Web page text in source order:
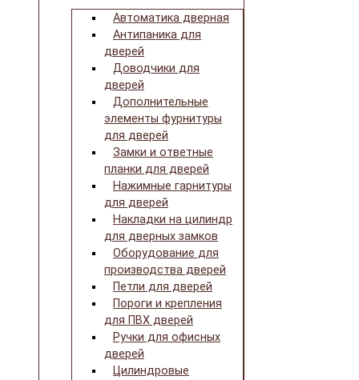
Автоматика дверная
Антипаника для
дверей
Доводчики для
дверей
Дополнительные
элементы фурнитуры
для дверей
Замки и ответные
планки для дверей
Нажимные гарнитуры
для дверей
Накладки на цилиндр
для дверных замков
Оборудование для
производства дверей
Петли для дверей
Пороги и крепления
для ПВХ дверей
Ручки для офисных
дверей
Цилиндровые